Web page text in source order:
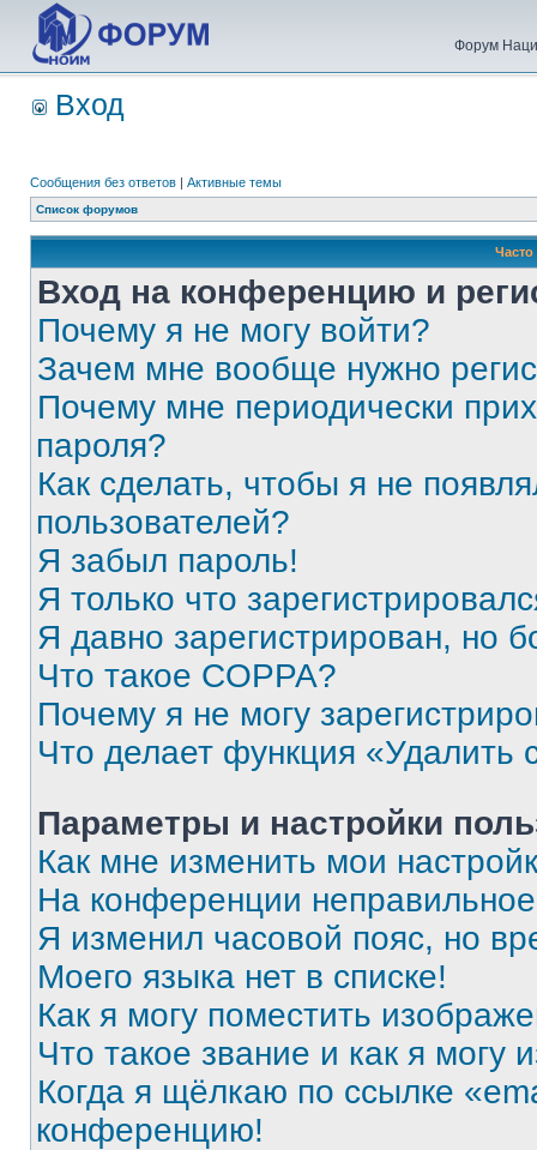
Форум
Вход
Сообщения без ответов | Активные темы
Список форумов
Вход на конференцию и
Почему я не могу войти?
Зачем мне вообще нужно
Почему мне периодически
пароля?
Как сделать, чтобы я не
пользователей?
Я забыл пароль!
Я только что
Я давно зарегистрирован, но
Что такое COPPA?
Почему я не могу
Что делает функция «Удалить
Параметры и настройки
Как мне изменить мои
На конференции
Я изменил часовой пояс, но
Моего языка нет в списке!
Как я могу поместить
Что такое звание и как я могу
Когда я щёлкаю по ссылке
конференцию!